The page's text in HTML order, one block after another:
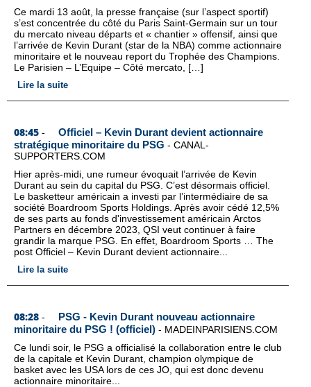
Ce mardi 13 août, la presse française (sur l’aspect sportif)
s’est concentrée du côté du Paris Saint-Germain sur un tour
du mercato niveau départs et « chantier » offensif, ainsi que
l’arrivée de Kevin Durant (star de la NBA) comme actionnaire
minoritaire et le nouveau report du Trophée des Champions.
Le Parisien – L’Equipe – Côté mercato, […]
Lire la suite
08:45 -
Officiel – Kevin Durant devient actionnaire
stratégique minoritaire du PSG - CANAL-
SUPPORTERS.COM
Hier après-midi, une rumeur évoquait l’arrivée de Kevin
Durant au sein du capital du PSG. C’est désormais officiel.
Le basketteur américain a investi par l’intermédiaire de sa
société Boardroom Sports Holdings. Après avoir cédé 12,5%
de ses parts au fonds d'investissement américain Arctos
Partners en décembre 2023, QSI veut continuer à faire
grandir la marque PSG. En effet, Boardroom Sports … The
post Officiel – Kevin Durant devient actionnaire...
Lire la suite
08:28 -
PSG - Kevin Durant nouveau actionnaire
minoritaire du PSG ! (officiel) - MADEINPARISIENS.COM
Ce lundi soir, le PSG a officialisé la collaboration entre le club
de la capitale et Kevin Durant, champion olympique de
basket avec les USA lors de ces JO, qui est donc devenu
actionnaire minoritaire...